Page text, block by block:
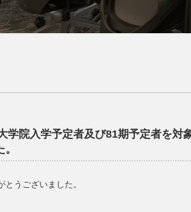
学院入学予定者及び81期予定者を
とうございました。